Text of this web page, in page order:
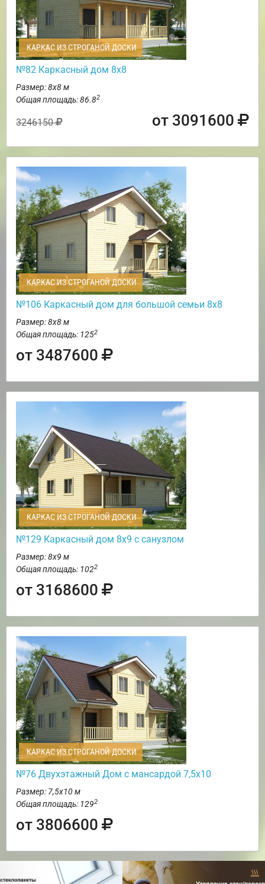
КАРКАС ИЗ СТРОГАНОЙ ДОСКИ
№82 Каркасный дом 8х8
Размер: 8х8 м
Общая площадь: 86.82
3246150 от 3091600
КАРКАС ИЗ СТРОГАНОЙ ДОСКИ
№106 Каркасный дом для большой семьи 8х8
Размер: 8х8 м
Общая площадь: 1252
от 3487600
КАРКАС ИЗ СТРОГАНОЙ ДОСКИ
№129 Каркасный дом 8х9 с санузлом
Размер: 8х9 м
Общая площадь: 1022
от 3168600
КАРКАС ИЗ СТРОГАНОЙ ДОСКИ
№76 Двухэтажный Дом с мансардой 7,5х10
Размер: 7,5х10 м
Общая площадь: 1292
от 3806600